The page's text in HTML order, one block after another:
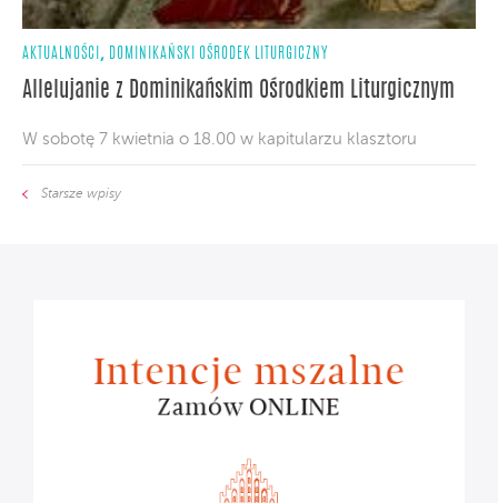
AKTUALNOŚCI , DOMINIKAŃSKI OŚRODEK LITURGICZNY
Allelujanie z Dominikańskim Ośrodkiem Liturgicznym
W sobotę 7 kwietnia o 18.00 w kapitularzu klasztoru
Starsze wpisy